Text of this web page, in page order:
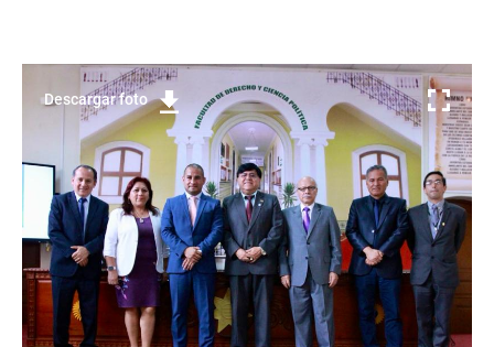
Descargar foto